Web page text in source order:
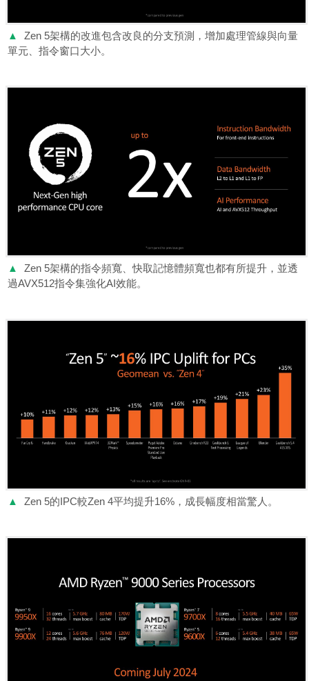
▲
Zen 5架構的改進包含改良的分支預測，增加處理管線與向量
單元、指令窗口大小。
▲
Zen 5架構的指令頻寬、快取記憶體頻寬也都有所提升，並透
過AVX512指令集強化AI效能。
▲ Zen 5的IPC較Zen 4平均提升16%，成長幅度相當驚人。